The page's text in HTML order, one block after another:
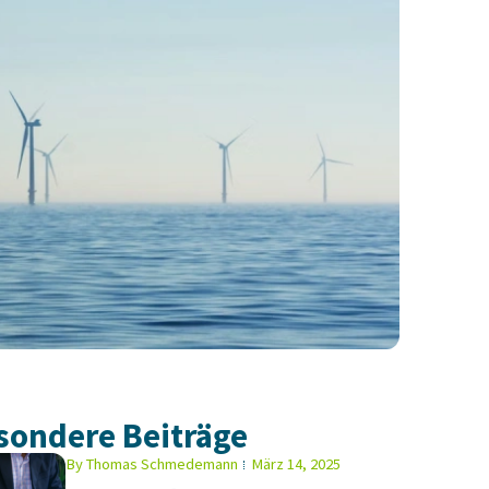
Beiträge
ByThomas Schmedemann März 14, 2025